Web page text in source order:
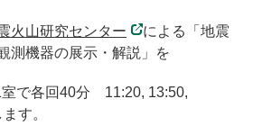
火山研究センター
による「地震
測機器の展示・解説」を
で各回40分 11:20, 13:50,
す。